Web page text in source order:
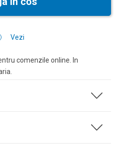
Vezi
comenzile online. In